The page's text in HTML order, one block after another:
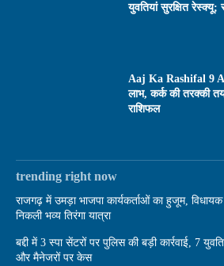
युवतियां सुरक्षित
Aaj Ka Rashifal 9
लाभ, कर्क की तरक्की
राशिफल
trending right now
राजगढ़ में उमड़ा भाजपा कार्यकर्ताओं का हुजूम,
निकली भव्य तिरंगा यात्रा
बद्दी में 3 स्पा सेंटरों पर पुलिस की बड़ी कार्रवाई, 7
और मैनेजरों पर केस